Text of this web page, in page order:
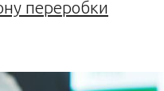
переробки